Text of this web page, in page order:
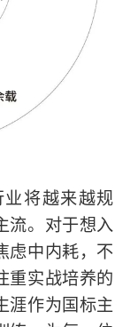
将越来越规
流。对于想入
虑中内耗，不
重实战培养的
涯作为国标主